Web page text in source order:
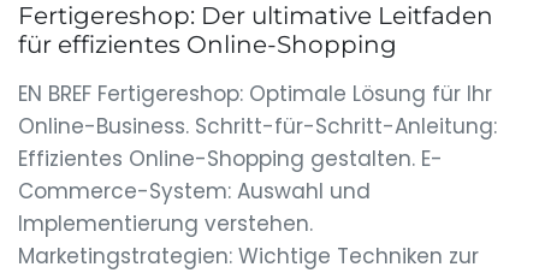
Fertigereshop: Der ultimative Leitfaden
für effizientes Online-Shopping
EN BREF Fertigereshop: Optimale Lösung für Ihr
Online-Business. Schritt-für-Schritt-Anleitung:
Effizientes Online-Shopping gestalten. E-
Commerce-System: Auswahl und
Implementierung verstehen.
Marketingstrategien: Wichtige Techniken zur